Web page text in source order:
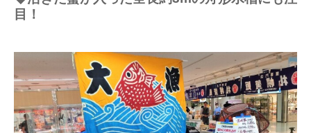
目！